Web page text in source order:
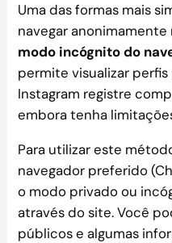
Uma das formas mais
navegar
modo incógnito do
permite visualizar
Instagram registre
embora tenha
Para utilizar este
navegador preferido
o modo privado ou
através do site. Você
públicos e algumas